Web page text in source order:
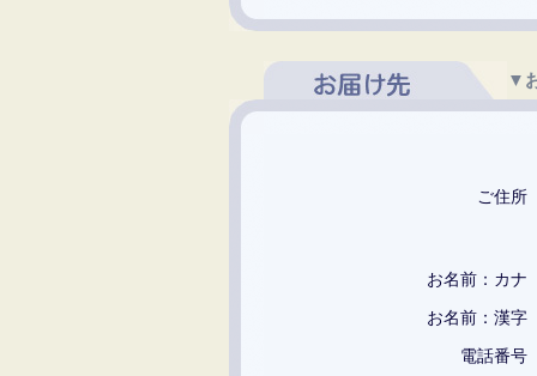
▼
ご住
お名前：カ
お名前：漢
電話番